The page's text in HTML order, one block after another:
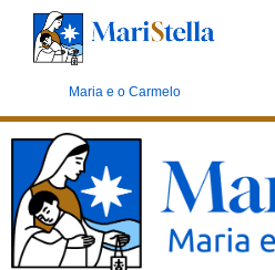
Maria e o Carmelo